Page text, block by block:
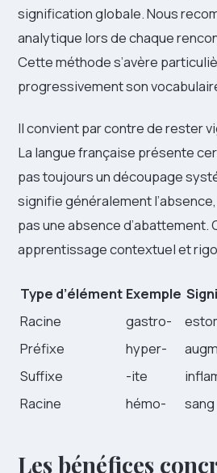
signification globale. Nous
analytique lors de chaque
Cette méthode s’avère
progressivement son
Il convient par contre de rester
La langue française présente
pas toujours un découpage
signifie généralement
pas une absence d’abattement.
apprentissage contextuel et
Type d’élément Exemple
Racine
gastro-
Préfixe
hyper-
Suffixe
-ite
Racine
hémo- sang
Les bénéfices